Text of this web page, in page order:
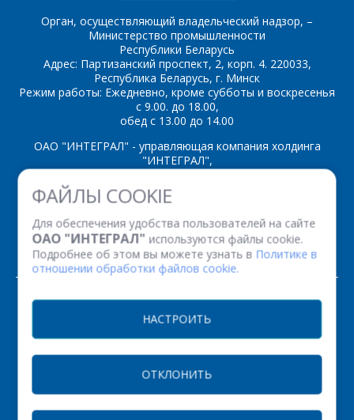
ФАЙЛЫ COOKIE
Для обеспечения удобства пользователей на сайте
ОАО "ИНТЕГРАЛ" используются файлы cookie.
Подробнее об этом вы можете узнать в Политике в
отношении обработки файлов cookie.
НАСТРОИТЬ
ОТКЛОНИТЬ
Орган, осуществляющий владельческий надзор, –
Министерство промышленности
Республики Беларусь
Адрес: Партизанский проспект, 2, корп. 4. 220033,
Республика Беларусь, г. Минск
Режим работы: Ежедневно, кроме субботы и воскресенья
с 9.00. до 18.00,
обед с 13.00 до 14.00
ОАО "ИНТЕГРАЛ" - управляющая компания холдинга
"ИНТЕГРАЛ",
ул. Казинца И.П., д.121А, комната 327, г. Минск, 220108,
Республика Беларусь
Факс: (+375 17) 338 12 94 УНП 100386629
Рег. номер 100386629 от 01.08.2013 г.
© 2026. Все права защищены.
- обязательные
поля
ОТПРАВИТЬ
*- обязательные
поля
ОТПРАВИТЬ